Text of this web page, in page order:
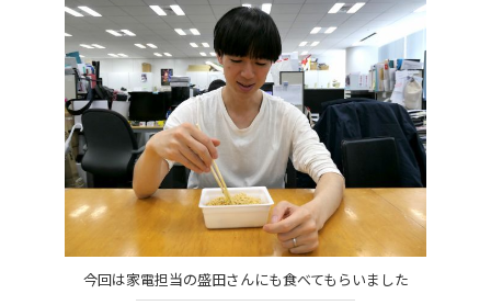
今回は家電担当の盛田さんにも食べてもらいました